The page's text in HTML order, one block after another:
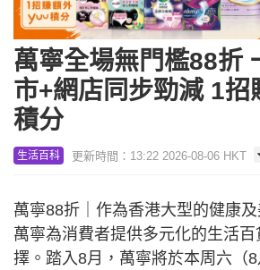
萬寧全場無門檻88折
市+網店同步勁減 1
積分
生活百科 更新時間：13:22 2026-08-06 HKT
萬寧88折｜作為香港大型的健康及
萬寧為消費者提供多元化的生活
擇。踏入8月，萬寧將於本周六（